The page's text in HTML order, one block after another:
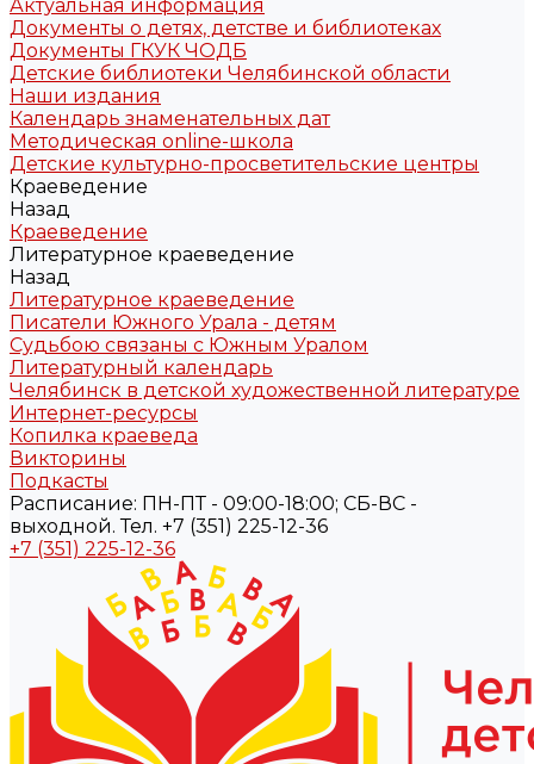
Актуальная информация
Документы о детях, детстве и библиотеках
Документы ГКУК ЧОДБ
Детские библиотеки Челябинской области
Наши издания
Календарь знаменательных дат
Методическая online-школа
Детские культурно-просветительские центры
Краеведение
Назад
Краеведение
Литературное краеведение
Назад
Литературное краеведение
Писатели Южного Урала - детям
Судьбою связаны с Южным Уралом
Литературный календарь
Челябинск в детской художественной литературе
Интернет-ресурсы
Копилка краеведа
Викторины
Подкасты
Расписание: ПН-ПТ - 09:00-18:00; СБ-ВС -
выходной. Тел. +7 (351) 225-12-36
+7 (351) 225-12-36